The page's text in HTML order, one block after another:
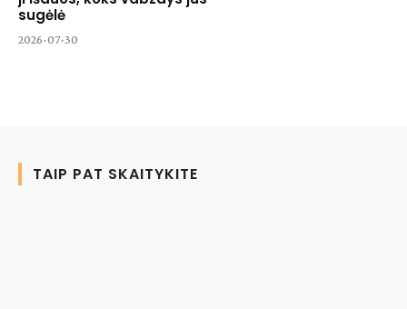
sugėlė
2026-07-30
TAIP PAT SKAITYKITE